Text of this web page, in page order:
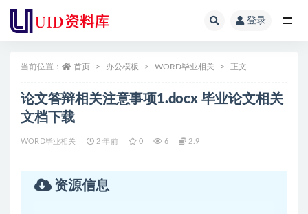
登录
当前位置： 首页 办公模板 WORD毕业相关 正文
论文答辩相关注意事项1.docx 毕业论文相关
文档下载
WORD毕业相关 2 年前 0 6 2.9
资源信息